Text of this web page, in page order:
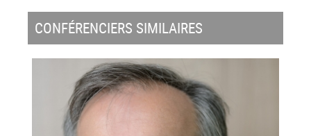
CONFÉRENCIERS SIMILAIRES